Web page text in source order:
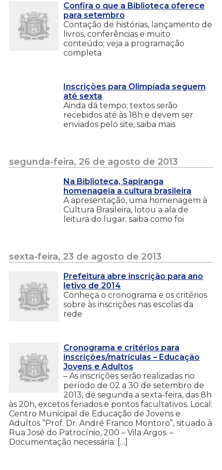
Confira o que a Biblioteca oferece
para setembro
Contação de histórias, lançamento de
livros, conferências e muito
conteúdo; veja a programação
completa
Inscrições para Olimpíada seguem
até sexta
Ainda dá tempo; textos serão
recebidos até às 18h e devem ser
enviados pelo site; saiba mais
segunda-feira, 26 de agosto de 2013
Na Biblioteca, Sapiranga
homenageia a cultura brasileira
A apresentação, uma homenagem à
Cultura Brasileira, lotou a ala de
leitura do lugar; saiba como foi
sexta-feira, 23 de agosto de 2013
Prefeitura abre inscrição para ano
letivo de 2014
Conheça o cronograma e os critérios
sobre às inscrições nas escolas da
rede
Cronograma e critérios para
inscrições/matrículas – Educação
Jovens e Adultos
– As inscrições serão realizadas no
período de 02 a 30 de setembro de
2013, de segunda a sexta-feira, das 8h
às 20h, excetos feriados e pontos facultativos. Local:
Centro Municipal de Educação de Jovens e
Adultos “Prof. Dr. André Franco Montoro”, situado à
Rua José do Patrocínio, 200 – Vila Argos. –
Documentação necessária: […]